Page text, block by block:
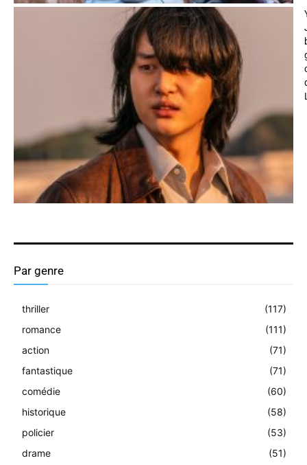
Par genre
thriller
(117)
romance
(111)
action
(71)
fantastique
(71)
comédie
(60)
historique
(58)
policier
(53)
drame
(51)